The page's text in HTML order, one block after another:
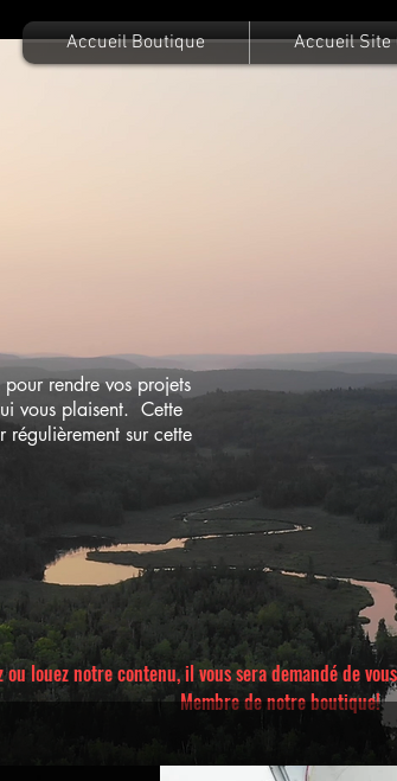
Accueil Boutique Accueil Site
rendre vos projets
vous plaisent. Cette
sur cette
ou louez notre contenu, il vous sera demandé de
Membre de notre boutique!